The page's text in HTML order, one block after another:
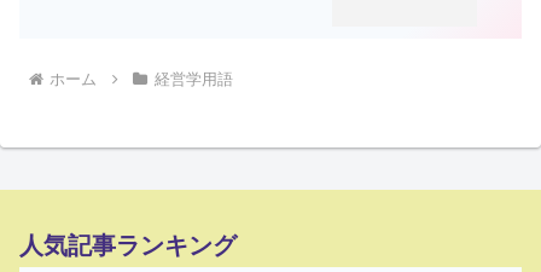
ホーム 経営学用語
人気記事ランキング